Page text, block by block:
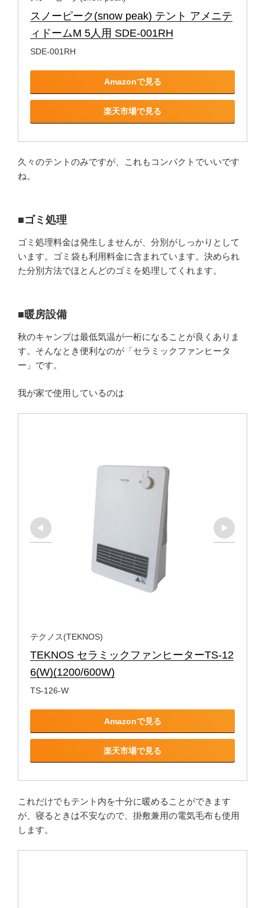
スノーピーク(snow peak) テント アメニテ
ィドームM 5人用 SDE-001RH
SDE-001RH
Amazonで見る
楽天市場で見る
久々のテントのみですが、これもコンパクトでいいです
ね。
■ゴミ処理
ゴミ処理料金は発生しませんが、分別がしっかりとして
います。ゴミ袋も利用料金に含まれています。決められ
た分別方法でほとんどのゴミを処理してくれます。
■暖房設備
秋のキャンプは最低気温が一桁になることが良くありま
す。そんなとき便利なのが「セラミックファンヒータ
ー」です。
我が家で使用しているのは
テクノス(TEKNOS)
TEKNOS セラミックファンヒーターTS-12
6(W)(1200/600W)
TS-126-W
Amazonで見る
楽天市場で見る
これだけでもテント内を十分に暖めることができます
が、寝るときは不安なので、掛敷兼用の電気毛布も使用
します。